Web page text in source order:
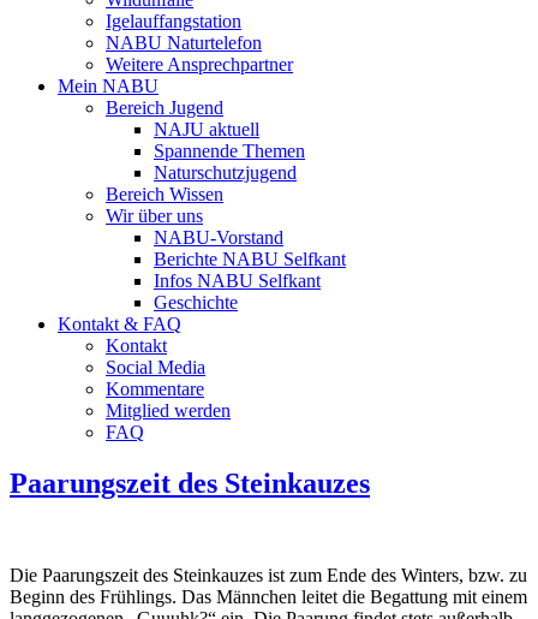
Igelauffangstation
NABU Naturtelefon
Weitere Ansprechpartner
Mein NABU
Bereich Jugend
NAJU aktuell
Spannende Themen
Naturschutzjugend
Bereich Wissen
Wir über uns
NABU-Vorstand
Berichte NABU Selfkant
Infos NABU Selfkant
Geschichte
Kontakt & FAQ
Kontakt
Social Media
Kommentare
Mitglied werden
FAQ
Paarungszeit des Steinkauzes
Die Paarungszeit des Steinkauzes ist zum Ende des Winters, bzw. zu
Beginn des Frühlings. Das Männchen leitet die Begattung mit einem